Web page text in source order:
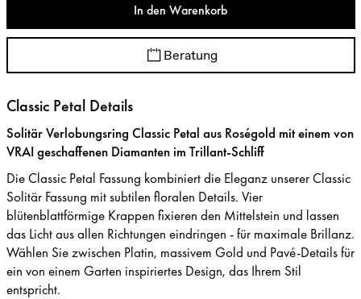
In den Warenkorb
Beratung
Classic Petal Details
Solitär Verlobungsring Classic Petal aus Roségold mit einem von
VRAI geschaffenen Diamanten im Trillant-Schliff
Die Classic Petal Fassung kombiniert die Eleganz unserer Classic
Solitär Fassung mit subtilen floralen Details. Vier
blütenblattförmige Krappen fixieren den Mittelstein und lassen
das Licht aus allen Richtungen eindringen - für maximale Brillanz.
Wählen Sie zwischen Platin, massivem Gold und Pavé-Details für
ein von einem Garten inspiriertes Design, das Ihrem Stil
entspricht.